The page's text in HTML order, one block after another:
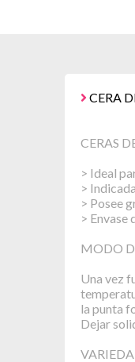
CERA
CERAS
> Ideal
>
> Posee
> Envase
MODO
Una vez
la punta
Dejar